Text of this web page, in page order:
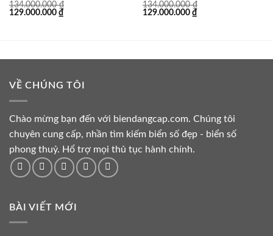
134.000.000₫
Giá
129.000.000 ₫Giá
hiện
134.000.000₫
Giá
129.000.000 ₫Giá
hiện
VỀ CHÚNG TÔI
Chào mừng bạn đến với biendangcap.com. Chúng tôi
chuyên cung cấp, nhần tìm kiếm biển số đẹp - biển số
phong thuỷ. Hổ trợ mọi thủ tục hành chính.
BÀI VIẾT MỚI